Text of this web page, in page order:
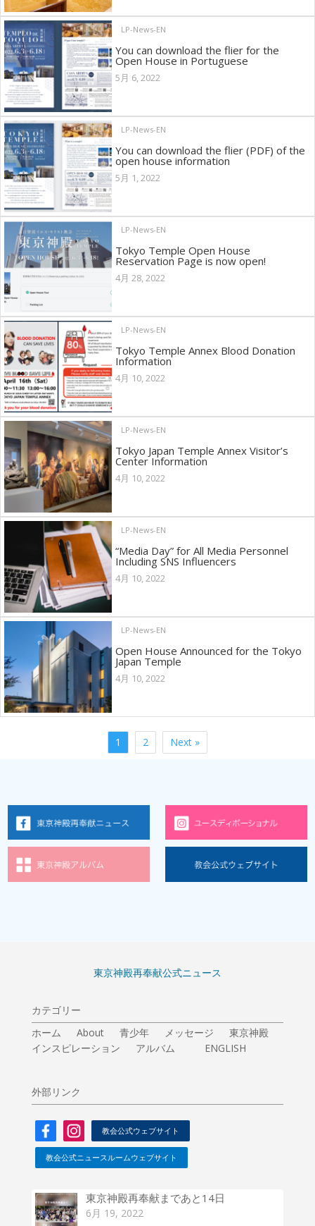
LP-News-EN
You can download the flier for the
Open House in Portuguese
5月 6, 2022
LP-News-EN
You can download the flier (PDF) of the
open house information
5月 1, 2022
LP-News-EN
Tokyo Temple Open House
Reservation Page is now open!
4月 28, 2022
LP-News-EN
Tokyo Temple Annex Blood Donation
Information
4月 10, 2022
LP-News-EN
Tokyo Japan Temple Annex Visitor’s
Center Information
4月 10, 2022
LP-News-EN
“Media Day” for All Media Personnel
Including SNS Influencers
4月 10, 2022
LP-News-EN
Open House Announced for the Tokyo
Japan Temple
4月 10, 2022
1 2 Next »
東京神殿再奉献公式ニュース
カテゴリー
ホーム
About 青少年 メッセージ
東京神殿
インスピレーション
アルバム ENGLISH
外部リンク
教会公式ウェブサイト
教会公式ニュースルームウェブサイト
東京神殿再奉献まであと14日
6月 19, 2022